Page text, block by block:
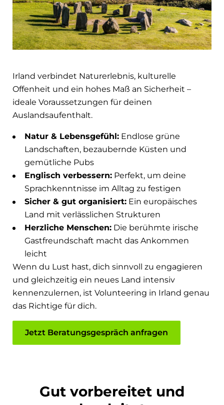
Irland verbindet Naturerlebnis, kulturelle
Offenheit und ein hohes Maß an Sicherheit –
ideale Voraussetzungen für deinen
Auslandsaufenthalt.
Natur & Lebensgefühl: Endlose grüne
Landschaften, bezaubernde Küsten und
gemütliche Pubs
Englisch verbessern: Perfekt, um deine
Sprachkenntnisse im Alltag zu festigen
Sicher & gut organisiert: Ein europäisches
Land mit verlässlichen Strukturen
Herzliche Menschen: Die berühmte irische
Gastfreundschaft macht das Ankommen
leicht
Wenn du Lust hast, dich sinnvoll zu engagieren
und gleichzeitig ein neues Land intensiv
kennenzulernen, ist Volunteering in Irland genau
das Richtige für dich.
Jetzt Beratungsgespräch anfragen
Gut vorbereitet und